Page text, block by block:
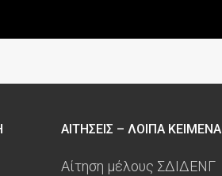
ΑΙΤΗΣΕΙΣ – ΛΟΙΠΑ ΚΕΙΜΕΝΑ
Αίτηση μέλους ΣΔΙΔΕΝΓ